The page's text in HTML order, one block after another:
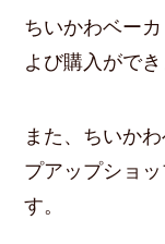
ちいかわベー
よび購入ができ
また、ちいか
プアップショ
す。